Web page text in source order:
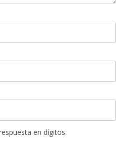
en dígitos: